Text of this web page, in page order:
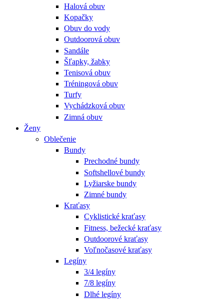
Halová obuv
Kopačky
Obuv do vody
Outdoorová obuv
Sandále
Šľapky, žabky
Tenisová obuv
Tréningová obuv
Turfy
Vychádzková obuv
Zimná obuv
Ženy
Oblečenie
Bundy
Prechodné bundy
Softshellové bundy
Lyžiarske bundy
Zimné bundy
Kraťasy
Cyklistické kraťasy
Fitness, bežecké kraťasy
Outdoorové kraťasy
Voľnočasové kraťasy
Legíny
3/4 legíny
7/8 legíny
Dlhé legíny